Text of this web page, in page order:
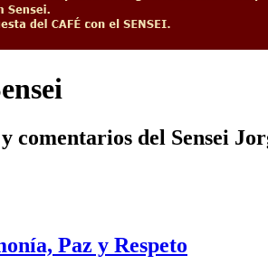
comentarios del Sensei
Paz y Respeto